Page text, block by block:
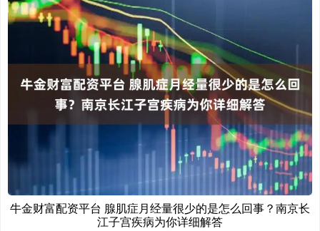
牛金财富配资平台 腺肌症月经量很少的是怎么回事？南京长
江子宫疾病为你详细解答